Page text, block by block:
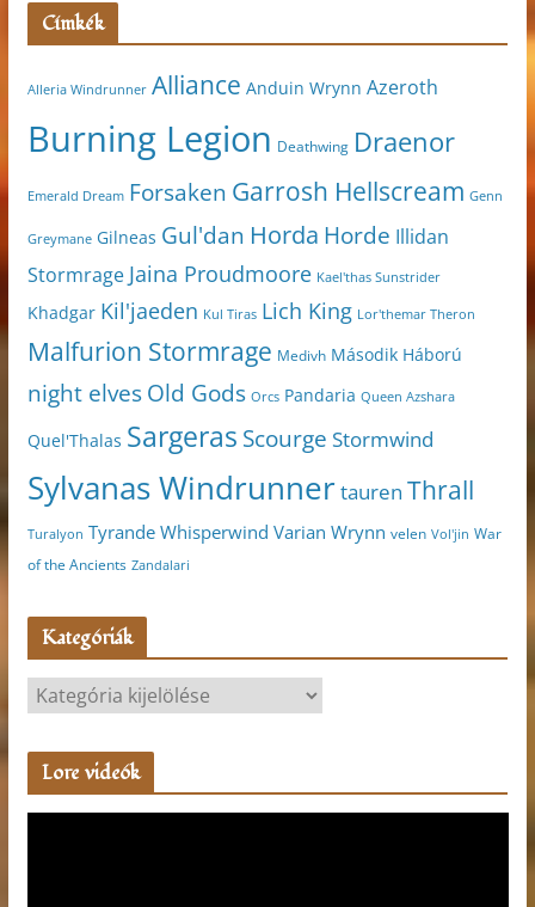
Címkék
Alleria Windrunner Alliance Anduin Wrynn Azeroth
Burning Legion Deathwing Draenor
Emerald Dream Forsaken Garrosh Hellscream Genn
Greymane Gilneas Gul'dan Horda Horde Illidan
Stormrage Jaina Proudmoore Kael'thas Sunstrider
Khadgar Kil'jaeden Kul Tiras Lich King Lor'themar Theron
Malfurion Stormrage Medivh Második Háború
night elves Old Gods Orcs Pandaria Queen Azshara
Quel'Thalas Sargeras Scourge Stormwind
Sylvanas Windrunnertauren Thrall
Turalyon Tyrande Whisperwind Varian Wrynn velen Vol'jin War
of the Ancients Zandalari
Kategóriák
a
t
g
Lore videók